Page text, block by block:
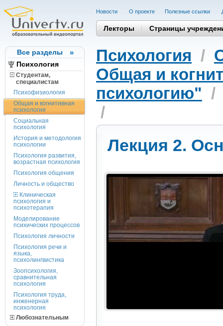
Все разделы
Психология
Студентам,
cпециалистам
Психофизиология
Общая и когнитивная
психология
Социальная
психология
История и методология
психологии
Психология развития,
возрастная психология
Психология общения
Личность и общество
Клиническая
психология и
психотерапия
Моделирование
психических процессов
Психология личности
Психология речи и
языка,
психолингвистика
Зоопсихология,
сравнительная
психология
Психология труда,
инженерная
психология
Любознательным
Новости О проекте Полезные cсылки
Лекторы Страницы
Психология /
Общая и
психологию"
/
Лекция 2.